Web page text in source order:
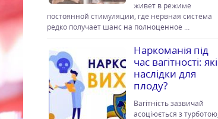
живет в режиме
постоянной стимуляции, где нервная система
редко получает шанс на полноценное …
Наркоманія під
час вагітності: які
наслідки для
плоду?
Вагітність зазвичай
асоціюється з турботою,